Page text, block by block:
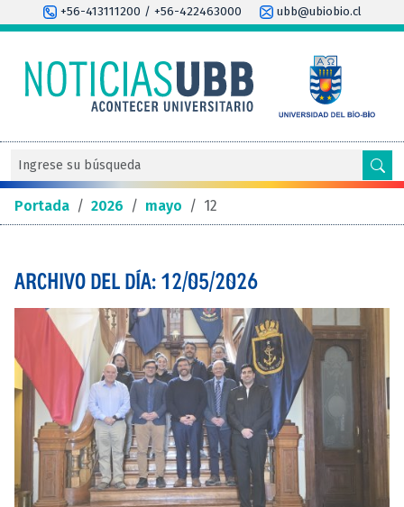
+56-413111200 / +56-422463000 ubb@ubiobio.cl
Portada / 2026 / mayo / 12
ARCHIVO DEL DÍA: 12/05/2026